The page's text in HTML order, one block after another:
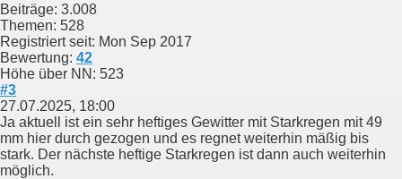
Beiträge: 3.008
Themen: 528
Registriert seit: Mon Sep 2017
Bewertung: 42
Höhe über NN: 523
#3
27.07.2025, 18:00
Ja aktuell ist ein sehr heftiges Gewitter mit Starkregen mit 49
mm hier durch gezogen und es regnet weiterhin mäßig bis
stark. Der nächste heftige Starkregen ist dann auch weiterhin
möglich.